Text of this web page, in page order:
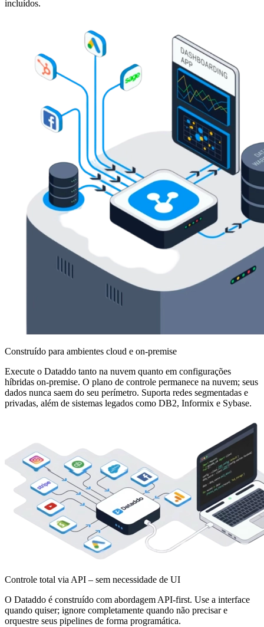
incluídos.
Construído para ambientes cloud e on-premise
Execute o Dataddo tanto na nuvem quanto em configurações
híbridas on-premise. O plano de controle permanece na nuvem; seus
dados nunca saem do seu perímetro. Suporta redes segmentadas e
privadas, além de sistemas legados como DB2, Informix e Sybase.
Controle total via API – sem necessidade de UI
O Dataddo é construído com abordagem API-first. Use a interface
quando quiser; ignore completamente quando não precisar e
orquestre seus pipelines de forma programática.